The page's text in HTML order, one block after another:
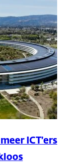
ICT’ers